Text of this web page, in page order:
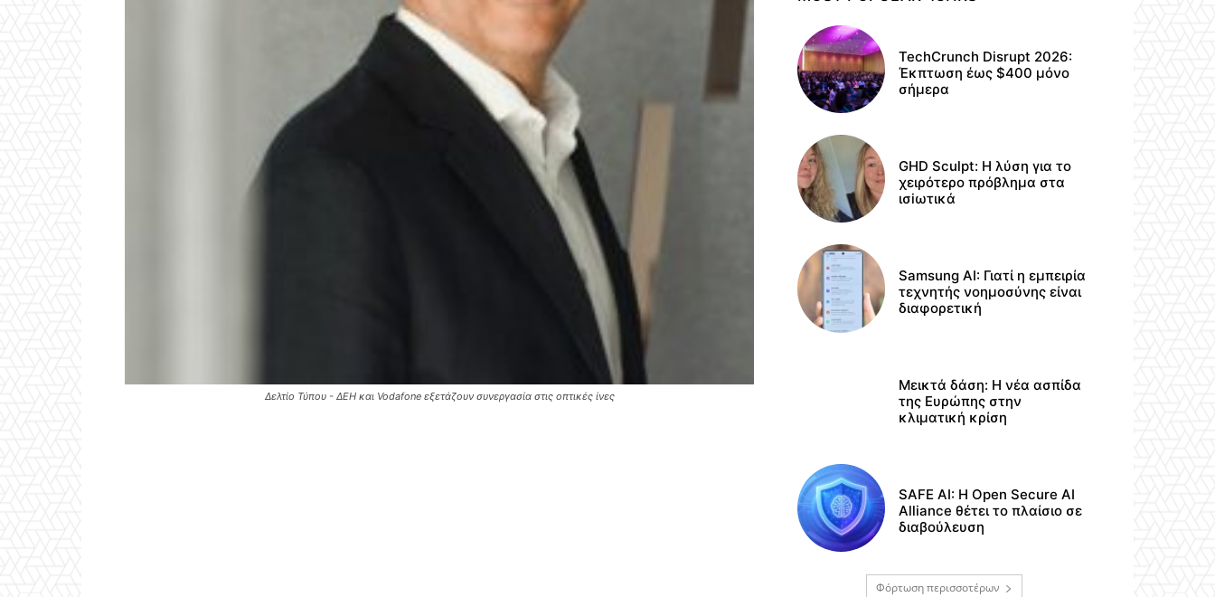
Δελτίο Τύπου - ΔΕΗ και Vodafone εξετάζουν συνεργασία στις οπτικές ίνες
TechCrunch Disrupt 2026:
Έκπτωση έως $400 μόνο
σήμερα
GHD Sculpt: Η λύση για το
χειρότερο πρόβλημα στα
ισiωτικά
Samsung AI: Γιατί η εμπειρία
τεχνητής νοημοσύνης είναι
διαφορετική
Μεικτά δάση: Η νέα ασπίδα
της Ευρώπης στην
κλιματική κρίση
SAFE AI: Η Open Secure AI
Alliance θέτει το πλαίσιο σε
διαβούλευση
Φόρτωση περισσοτέρων